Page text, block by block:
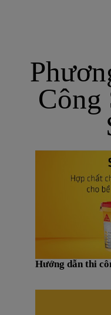
Công
Hướng dẫn thi